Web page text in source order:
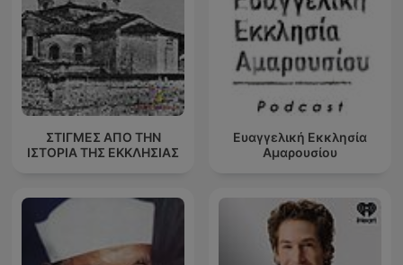
ΣΤΙΓΜΕΣ ΑΠΟ ΤΗΝ
ΙΣΤΟΡΙΑ ΤΗΣ ΕΚΚΛΗΣΙΑΣ
Ευαγγελική Εκκλησία
Αμαρουσίου